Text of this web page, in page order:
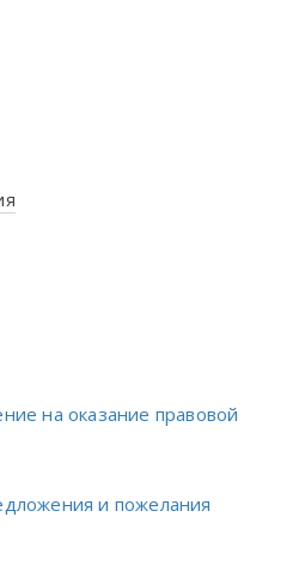
на оказание правовой
и пожелания